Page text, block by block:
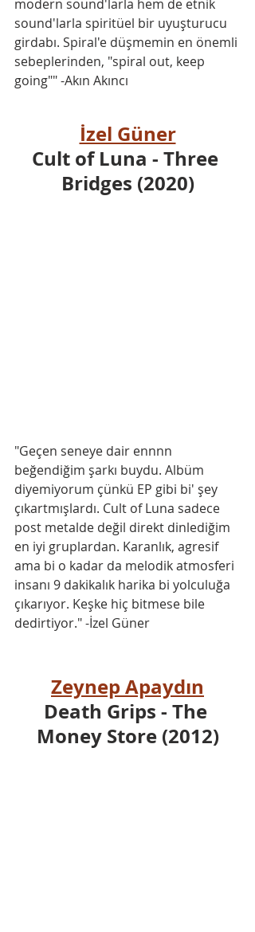
modern sound'larla hem de etnik
sound'larla spiritüel bir uyuşturucu
girdabı. Spiral'e düşmemin en önemli
sebeplerinden, "spiral out, keep
going"" -Akın Akıncı
İzel Güner
Cult of Luna - Three
Bridges (2020)
"Geçen seneye dair ennnn
beğendiğim şarkı buydu. Albüm
diyemiyorum çünkü EP gibi bi' şey
çıkartmışlardı. Cult of Luna sadece
post metalde değil direkt dinlediğim
en iyi gruplardan. Karanlık, agresif
ama bi o kadar da melodik atmosferi
insanı 9 dakikalık harika bi yolculuğa
çıkarıyor. Keşke hiç bitmese bile
dedirtiyor." -İzel Güner
Zeynep Apaydın
Death Grips - The
Money Store (2012)